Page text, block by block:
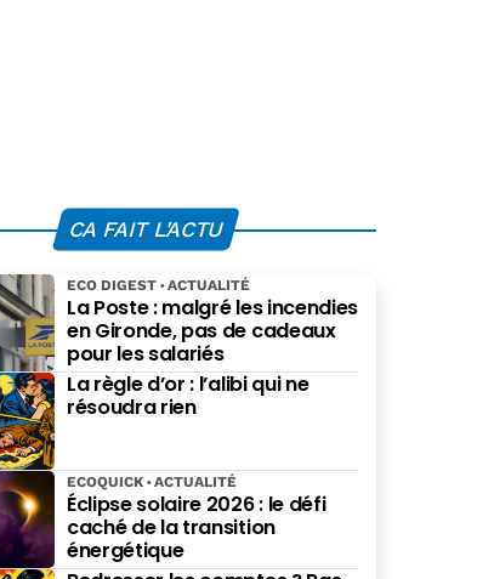
CA FAIT L'ACTU
La Poste : malgré les incendies
en Gironde, pas de cadeaux
pour les salariés
ECO DIGEST ACTUALITÉ
La règle d’or : l’alibi qui ne
résoudra rien
Éclipse solaire 2026 : le défi
caché de la transition
énergétique
ECOQUICK ACTUALITÉ